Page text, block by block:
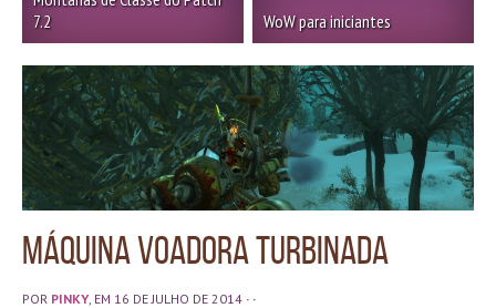
7.2
WoW para iniciantes
Máquina Voadora Turbinada
POR PINKY , EM 16 DE JULHO DE 2014 · ·